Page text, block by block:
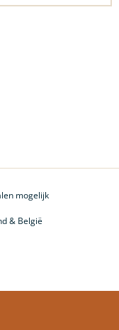
mogelijk
& België